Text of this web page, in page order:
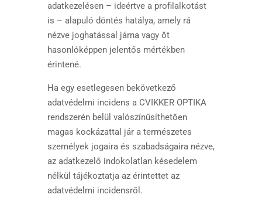
adatkezelésen – ideértve a profilalkotást
is – alapuló döntés hatálya, amely rá
nézve joghatással járna vagy őt
hasonlóképpen jelentős mértékben
érintené.
Ha egy esetlegesen bekövetkező
adatvédelmi incidens a CVIKKER OPTIKA
rendszerén belül valószínűsíthetően
magas kockázattal jár a természetes
személyek jogaira és szabadságaira nézve,
az adatkezelő indokolatlan késedelem
nélkül tájékoztatja az érintettet az
adatvédelmi incidensről.